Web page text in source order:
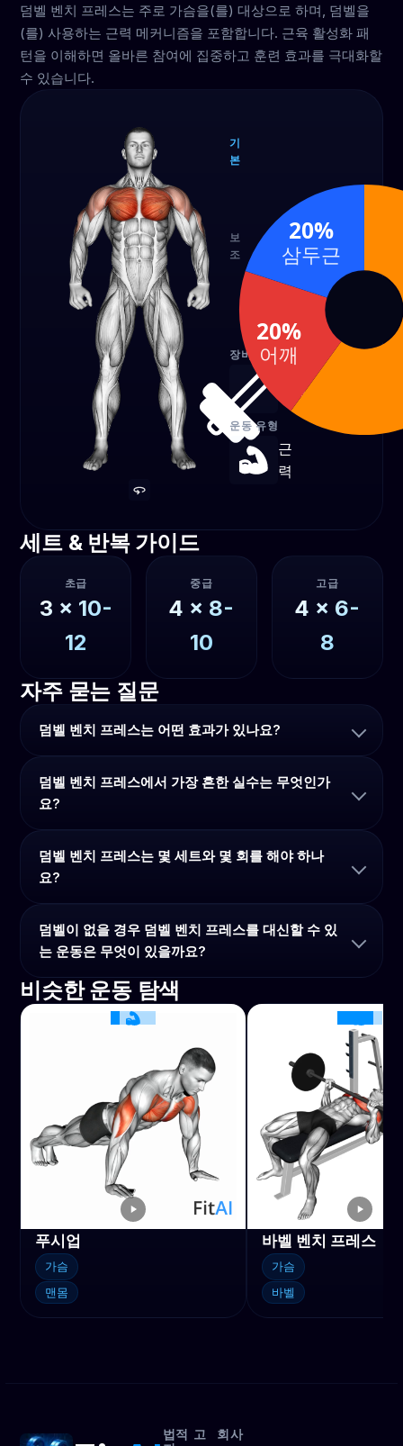
덤벨 벤치 프레스는 주로 가슴을(를) 대상으로 하며, 덤벨을
(를) 사용하는 근력 메커니즘을 포함합니다. 근육 활성화 패
턴을 이해하면 올바른 참여에 집중하고 훈련 효과를 극대화할
수 있습니다.
기
본
60%
보
조
어깨
삼두
장비
덤벨
운동 유형
근
력
20%
어깨
20%
삼두근
세트 & 반복 가이드
초급
3 x 10-
12
중급
4 x 8-
10
고급
4 x 6-
8
자주 묻는 질문
덤벨 벤치 프레스는 어떤 효과가 있나요?
덤벨 벤치 프레스에서 가장 흔한 실수는 무엇인가
요?
덤벨 벤치 프레스는 몇 세트와 몇 회를 해야 하나
요?
덤벨이 없을 경우 덤벨 벤치 프레스를 대신할 수 있
는 운동은 무엇이 있을까요?
비슷한 운동 탐색
푸시업
가슴
맨몸
바벨 벤치 프레스
가슴
바벨
법적 고
회사